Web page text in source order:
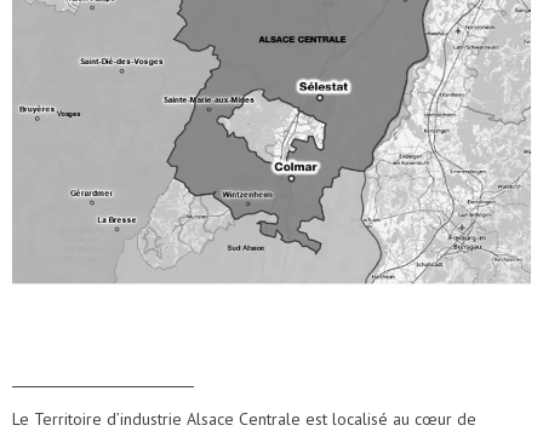
Le Territoire d’industrie Alsace Centrale est localisé au cœur de